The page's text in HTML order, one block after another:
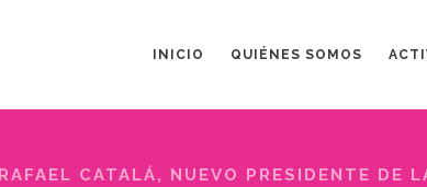
INICIO QUIÉNES SOMOS
RAFAEL CATALÁ, NUEVO PRESIDENTE DE